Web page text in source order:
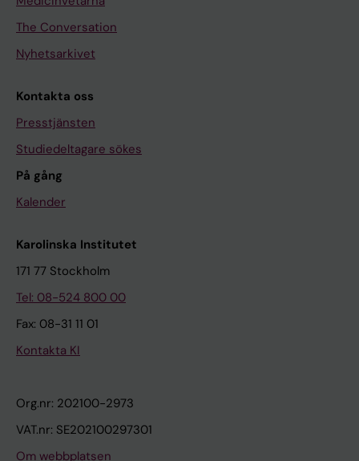
The Conversation
Nyhetsarkivet
Kontakta oss
Presstjänsten
Studiedeltagare sökes
På gång
Kalender
Karolinska Institutet
171 77 Stockholm
Tel: 08-524 800 00
Fax: 08-31 11 01
Kontakta KI
Org.nr: 202100-2973
VAT.nr: SE202100297301
Om webbplatsen